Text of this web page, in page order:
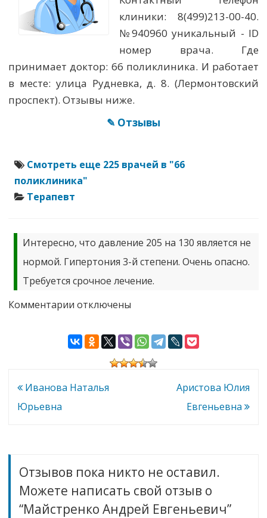
клиники: 8(499)213-00-40.
№940960 уникальный - ID
номер врача. Где
принимает доктор: 66 поликлиника. И работает
в месте: улица Рудневка, д. 8. (Лермонтовский
проспект). Отзывы ниже.
✎ Отзывы
Смотреть еще 225 врачей в "66
поликлиника"
Терапевт
Интересно, что давление 205 на 130 является не
нормой. Гипертония 3-й степени. Очень опасно.
Требуется срочное лечение.
Комментарии к
Андрей
Евгеньевич
отключены
Навигация
по
Иванова Наталья
Юрьевна
Аристова Юлия
Евгеньевна
Отзывов пока никто не оставил.
Можете написать свой отзыв о
“Майстренко Андрей Евгеньевич”